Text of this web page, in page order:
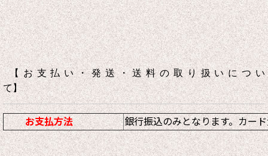
【お支払い・発送・送料の取り扱いについ
て】
お支払方法 銀行振込のみとなります。カー